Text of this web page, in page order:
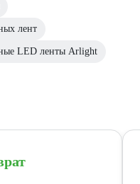
лент
LED ленты Arlight